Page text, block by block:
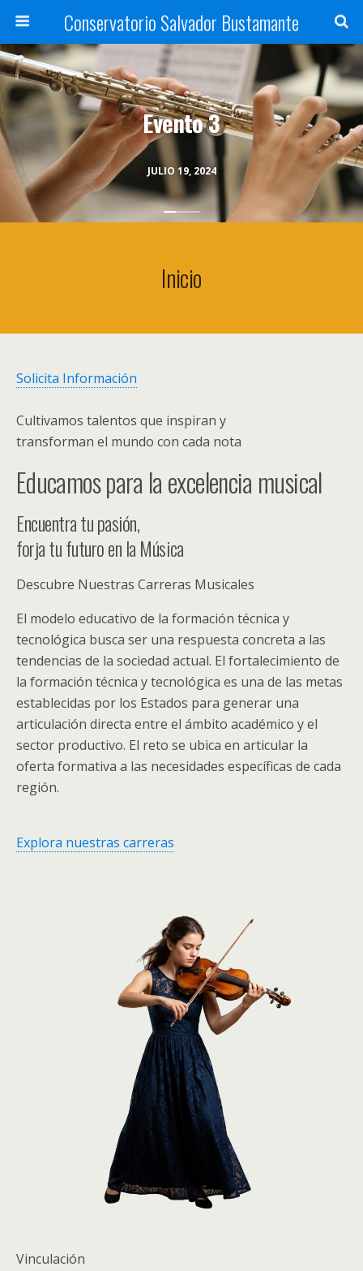
Conservatorio Salvador Bustamante
JULIO 19, 2024
Evento 3
Inicio
Solicita Información
Cultivamos talentos que inspiran y
transforman el mundo con cada nota
Educamos para la excelencia musical
Encuentra tu pasión,
forja tu futuro en la Música
Descubre Nuestras Carreras Musicales
El modelo educativo de la formación técnica y
tecnológica busca ser una respuesta concreta a las
tendencias de la sociedad actual. El fortalecimiento de
la formación técnica y tecnológica es una de las metas
establecidas por los Estados para generar una
articulación directa entre el ámbito académico y el
sector productivo. El reto se ubica en articular la
oferta formativa a las necesidades específicas de cada
región.
Explora nuestras carreras
Vinculación